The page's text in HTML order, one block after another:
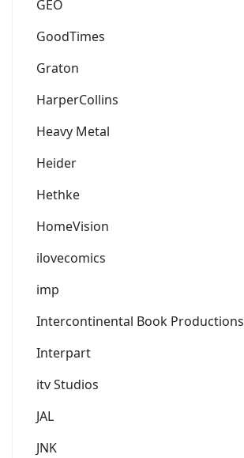
GEO
GoodTimes
Graton
HarperCollins
Heavy Metal
Heider
Hethke
HomeVision
ilovecomics
imp
Intercontinental Book Productions
Interpart
itv Studios
JAL
JNK